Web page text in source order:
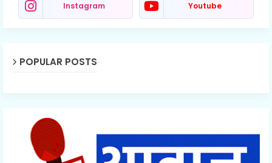
Instagram Youtube
POPULAR POSTS